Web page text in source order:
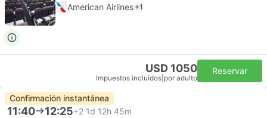
American Airlines +1
USD 1050
Impuestos incluidos por adulto
Reservar
Confirmación instantánea
11:40 12:25+2 1d 12h 45m